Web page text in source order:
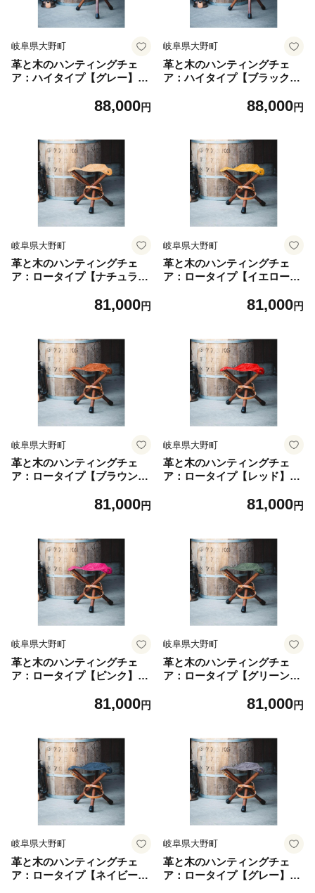
岐阜県大野町
革と木のハンティングチェ
ア：ハイタイプ【グレー】
タリアンレザー】88,000円
岐阜県大野町
革と木のハンティングチェ
ア：ハイタイプ【ブラック】
タリアンレザー】88,000円
岐阜県大野町
革と木のハンティングチェ
ア：ロータイプ【ナチュラ
し イタリアンレザー】
81,000円
岐阜県大野町
革と木のハンティングチェ
ア：ロータイプ【イエロー】
タリアンレザー】81,000円
岐阜県大野町
革と木のハンティングチェ
ア：ロータイプ【ブラウン】
タリアンレザー】81,000円
岐阜県大野町
革と木のハンティングチェ
ア：ロータイプ【レッド】
タリアンレザー】81,000円
岐阜県大野町
革と木のハンティングチェ
ア：ロータイプ【ピンク】
タリアンレザー】81,000円
岐阜県大野町
革と木のハンティングチェ
ア：ロータイプ【グリーン】
タリアンレザー】81,000円
岐阜県大野町
革と木のハンティングチェ
ア：ロータイプ【ネイビー】
岐阜県大野町
革と木のハンティングチェ
ア：ロータイプ【グレー】